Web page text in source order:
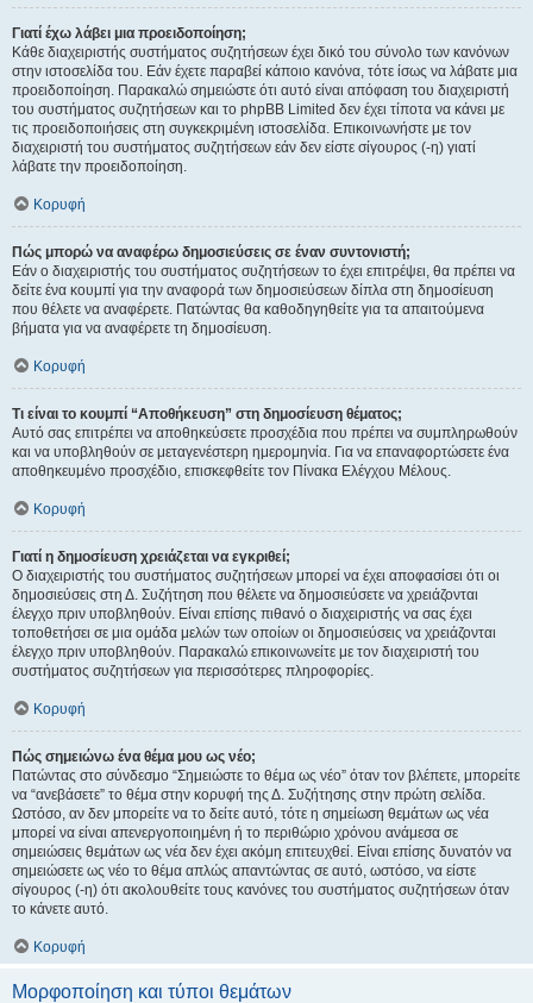
Γιατί έχω λάβει μια προειδοποίηση;
Κάθε διαχειριστής συστήματος συζητήσεων έχει δικό του σύνολο των κανόνων
στην ιστοσελίδα του. Εάν έχετε παραβεί κάποιο κανόνα, τότε ίσως να λάβατε μια
προειδοποίηση. Παρακαλώ σημειώστε ότι αυτό είναι απόφαση του διαχειριστή
του συστήματος συζητήσεων και το phpBB Limited δεν έχει τίποτα να κάνει με
τις προειδοποιήσεις στη συγκεκριμένη ιστοσελίδα. Επικοινωνήστε με τον
διαχειριστή του συστήματος συζητήσεων εάν δεν είστε σίγουρος (-η) γιατί
λάβατε την προειδοποίηση.
Κορυφή
Πώς μπορώ να αναφέρω δημοσιεύσεις σε έναν συντονιστή;
Εάν ο διαχειριστής του συστήματος συζητήσεων το έχει επιτρέψει, θα πρέπει να
δείτε ένα κουμπί για την αναφορά των δημοσιεύσεων δίπλα στη δημοσίευση
που θέλετε να αναφέρετε. Πατώντας θα καθοδηγηθείτε για τα απαιτούμενα
βήματα για να αναφέρετε τη δημοσίευση.
Κορυφή
Τι είναι το κουμπί “Αποθήκευση” στη δημοσίευση θέματος;
Αυτό σας επιτρέπει να αποθηκεύσετε προσχέδια που πρέπει να συμπληρωθούν
και να υποβληθούν σε μεταγενέστερη ημερομηνία. Για να επαναφορτώσετε ένα
αποθηκευμένο προσχέδιο, επισκεφθείτε τον Πίνακα Ελέγχου Μέλους.
Κορυφή
Γιατί η δημοσίευση χρειάζεται να εγκριθεί;
Ο διαχειριστής του συστήματος συζητήσεων μπορεί να έχει αποφασίσει ότι οι
δημοσιεύσεις στη Δ. Συζήτηση που θέλετε να δημοσιεύσετε να χρειάζονται
έλεγχο πριν υποβληθούν. Είναι επίσης πιθανό ο διαχειριστής να σας έχει
τοποθετήσει σε μια ομάδα μελών των οποίων οι δημοσιεύσεις να χρειάζονται
έλεγχο πριν υποβληθούν. Παρακαλώ επικοινωνείτε με τον διαχειριστή του
συστήματος συζητήσεων για περισσότερες πληροφορίες.
Κορυφή
Πώς σημειώνω ένα θέμα μου ως νέο;
Πατώντας στο σύνδεσμο “Σημειώστε το θέμα ως νέο” όταν τον βλέπετε, μπορείτε
να “ανεβάσετε” το θέμα στην κορυφή της Δ. Συζήτησης στην πρώτη σελίδα.
Ωστόσο, αν δεν μπορείτε να το δείτε αυτό, τότε η σημείωση θεμάτων ως νέα
μπορεί να είναι απενεργοποιημένη ή το περιθώριο χρόνου ανάμεσα σε
σημειώσεις θεμάτων ως νέα δεν έχει ακόμη επιτευχθεί. Είναι επίσης δυνατόν να
σημειώσετε ως νέο το θέμα απλώς απαντώντας σε αυτό, ωστόσο, να είστε
σίγουρος (-η) ότι ακολουθείτε τους κανόνες του συστήματος συζητήσεων όταν
το κάνετε αυτό.
Κορυφή
Μορφοποίηση και τύποι θεμάτων